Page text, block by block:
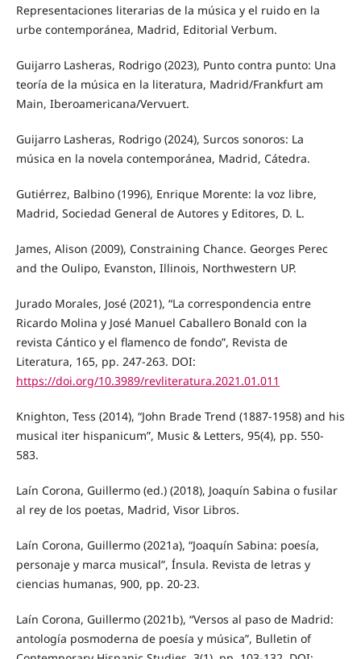
Representaciones literarias de la música y el ruido en la
urbe contemporánea, Madrid, Editorial Verbum.
Guijarro Lasheras, Rodrigo (2023), Punto contra punto: Una
teoría de la música en la literatura, Madrid/Frankfurt am
Main, Iberoamericana/Vervuert.
Guijarro Lasheras, Rodrigo (2024), Surcos sonoros: La
música en la novela contemporánea, Madrid, Cátedra.
Gutiérrez, Balbino (1996), Enrique Morente: la voz libre,
Madrid, Sociedad General de Autores y Editores, D. L.
James, Alison (2009), Constraining Chance. Georges Perec
and the Oulipo, Evanston, Illinois, Northwestern UP.
Jurado Morales, José (2021), “La correspondencia entre
Ricardo Molina y José Manuel Caballero Bonald con la
revista Cántico y el flamenco de fondo”, Revista de
Literatura, 165, pp. 247-263. DOI:
https://doi.org/10.3989/revliteratura.2021.01.011
Knighton, Tess (2014), “John Brade Trend (1887-1958) and his
musical iter hispanicum”, Music & Letters, 95(4), pp. 550-
583.
Laín Corona, Guillermo (ed.) (2018), Joaquín Sabina o fusilar
al rey de los poetas, Madrid, Visor Libros.
Laín Corona, Guillermo (2021a), “Joaquín Sabina: poesía,
personaje y marca musical”, Ínsula. Revista de letras y
ciencias humanas, 900, pp. 20-23.
Laín Corona, Guillermo (2021b), “Versos al paso de Madrid:
antología posmoderna de poesía y música”, Bulletin of